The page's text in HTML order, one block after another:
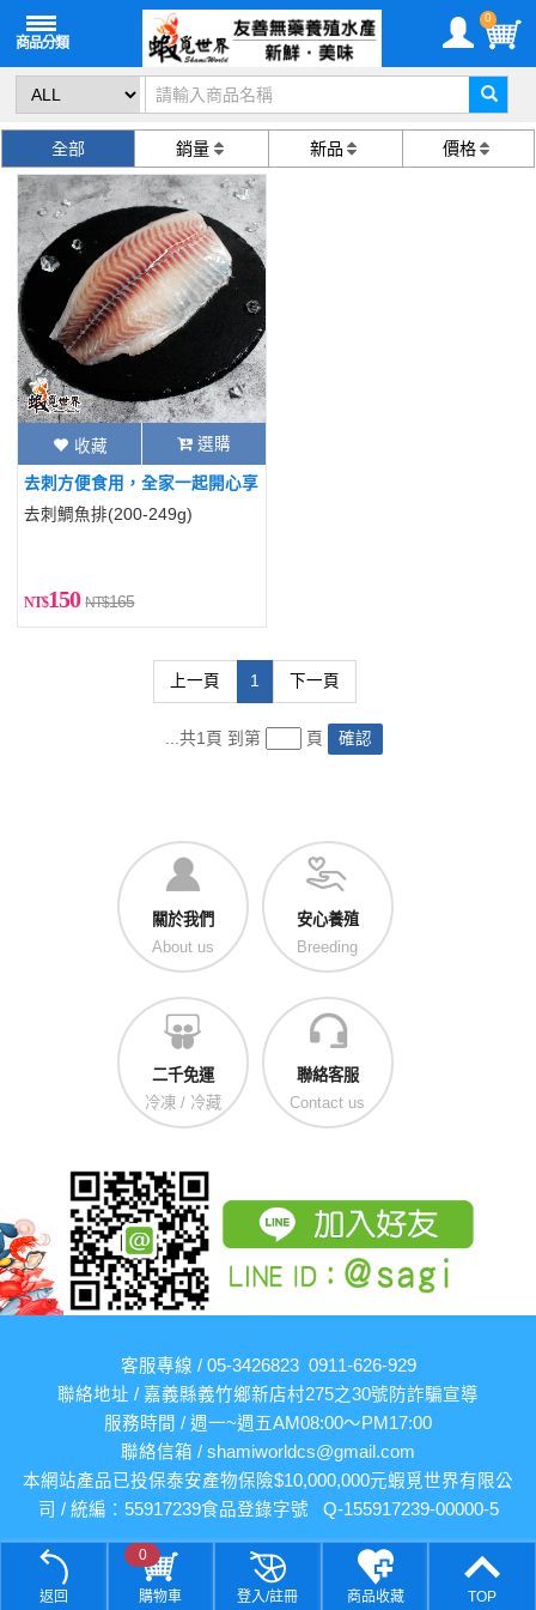
0
全部 銷量 新品 價格
收藏 選購
去刺方便食用，全家一起開心享
用
去刺鯛魚排(200-249g)
150 165
上一頁 1 下一頁
...共1頁 到第 頁 確認
返回 購物車
0
登入/註冊 商品收藏 TOP
關於我們
About us
安心養殖
Breeding
二千免運
冷凍 / 冷藏
聯絡客服
Contact us
客服專線 / 05-3426823 0911-626-929
聯絡地址 / 嘉義縣義竹鄉新店村275之30號 防詐騙宣導
服務時間 / 週一~週五AM08:00～PM17:00
聯絡信箱 / shamiworldcs@gmail.com
本網站產品已投保泰安產物保險$10,000,000元蝦覓世界有限公
司 / 統編：55917239食品登錄字號 Q-155917239-00000-5